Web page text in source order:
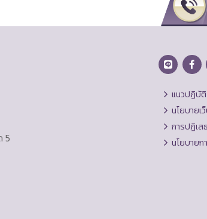
5
แนวปฏิบัติ
นโยบายเ
การปฏิเ
นโยบาย